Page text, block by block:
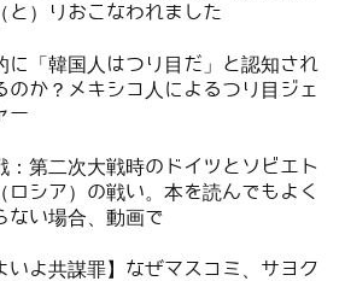
と）りおこなわれました
に「韓国人はつり目だ」と認知され
のか？メキシコ人によるつり目ジェ
ー
：第二次大戦時のドイツとソビエト
ロシア）の戦い。本を読んでもよく
ない場合、動画で
いよ共謀罪】なぜマスコミ、サヨク